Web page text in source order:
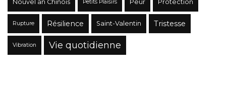
Nouvel an Chinois Petits Plaisirs Peur Protection
Rupture Résilience Saint-Valentin Tristesse
Vibration Vie quotidienne